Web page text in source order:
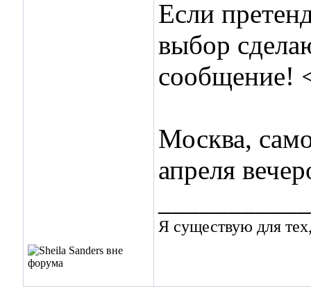
Если
выбор
сообщение!
Москва,
апреля
Я существую для